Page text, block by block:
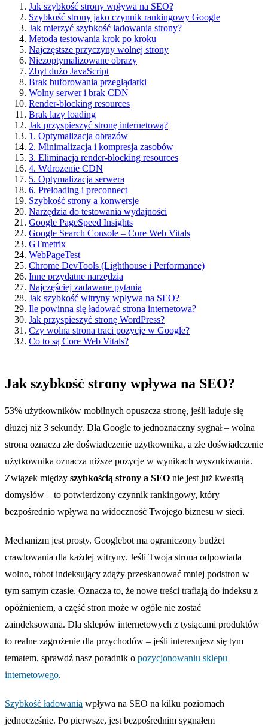
Jak szybkość strony wpływa na SEO?
Szybkość strony jako czynnik rankingowy Google
Jak mierzyć szybkość ładowania strony?
Metoda testowania krok po kroku
Najczęstsze przyczyny wolnej strony
Niezoptymalizowane obrazy
Zbyt dużo JavaScript
Brak buforowania przeglądarki
Wolny serwer i brak CDN
Render-blocking resources
Brak lazy loading
Jak przyspieszyć stronę internetową?
1. Optymalizacja obrazów
2. Minimalizacja i kompresja zasobów
3. Eliminacja render-blocking resources
4. Wdrożenie CDN
5. Optymalizacja serwera
6. Preloading i preconnect
Szybkość strony a konwersje
Narzędzia do testowania wydajności
Google PageSpeed Insights
Google Search Console – Core Web Vitals
GTmetrix
WebPageTest
Chrome DevTools (Lighthouse i Performance)
Inne przydatne narzędzia
Najczęściej zadawane pytania
Jak szybkość witryny wpływa na SEO?
Ile powinna się ładować strona internetowa?
Jak przyspieszyć stronę WordPress?
Czy wolna strona traci pozycje w Google?
Co to są Core Web Vitals?
Jak szybkość strony wpływa na SEO?
53% użytkowników mobilnych opuszcza stronę, jeśli ładuje się
dłużej niż 3 sekundy. Dla Google to jednoznaczny sygnał – wolna
strona oznacza złe doświadczenie użytkownika, a złe doświadczenie
użytkownika oznacza niższe pozycje w wynikach wyszukiwania.
Związek między szybkością strony a SEO nie jest już kwestią
domysłów – to potwierdzony czynnik rankingowy, który
bezpośrednio wpływa na widoczność Twojego biznesu w sieci.
Mechanizm jest prosty. Googlebot ma ograniczony budżet
crawlowania dla każdej witryny. Jeśli Twoja strona odpowiada
wolno, robot indeksujący zdąży przeskanować mniej podstron w
tym samym czasie. Oznacza to, że nowe treści trafiają do indeksu z
opóźnieniem, a część stron może w ogóle nie zostać
zaindeksowana. Dla sklepów internetowych z tysiącami produktów
to realne zagrożenie dla przychodów – jeśli interesujesz się tym
tematem, sprawdź nasz poradnik o pozycjonowaniu sklepu
internetowego.
Szybkość ładowania wpływa na SEO na kilku poziomach
jednocześnie. Po pierwsze, jest bezpośrednim sygnałem